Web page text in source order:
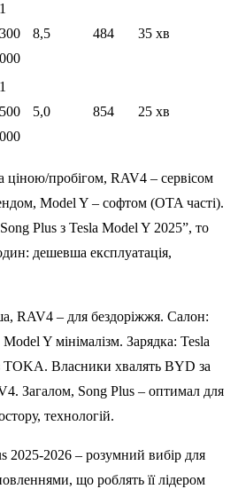
1
300
000
8,5 484 35 хв
1
500
000
5,0 854 25 хв
ціною/пробігом, RAV4 – сервісом
Model Y – софтом (OTA часті).
Plus з Tesla Model Y 2025”, то
дешевша експлуатація,
RAV4 – для бездоріжжя. Салон:
Y мінімалізм. Зарядка: Tesla
TOKA. Власники хвалять BYD за
Загалом, Song Plus – оптимал для
технологій.
2025-2026 – розумний вибір для
що роблять її лідером